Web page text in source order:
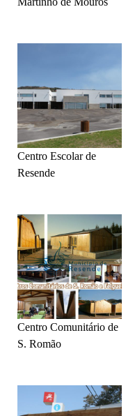
Centro Escolar de
Resende
Centro Comunitário de
S. Romão